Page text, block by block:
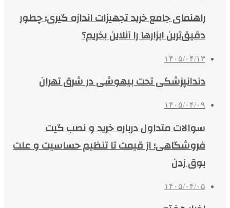
راهنمای جامع خرید تجهیزات اندازه گیری؛ چطور
دقیق‌ترین ابزارها را آنلاین بخریم؟
۱۴۰۵/۰۴/۱۳
دندانپزشکی تحت بیهوشی در شرق تهران
۱۴۰۵/۰۴/۰۹
سوالات متداول درباره خرید و نصب گیت
فروشگاهی؛ از قیمت تا تنظیم حساسیت و علت
بوق زدن
۱۴۰۵/۰۴/۰۵